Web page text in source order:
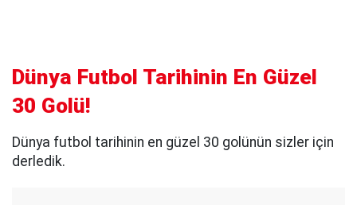
Dünya Futbol Tarihinin En Güzel
30 Golü!
Dünya futbol tarihinin en güzel 30 golünün sizler için
derledik.